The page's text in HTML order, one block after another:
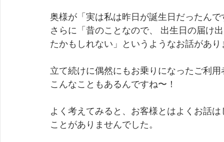
奥様が「実は私は昨日が誕生日だったんで
さらに「昔のことなので、 出生日の届け
たかもしれない」というようなお話があり
立て続けに偶然にもお乗りになったご利
こんなこともあるんですね〜！
よく考えてみると、お客様とはよくお話
ことがありませんでした。